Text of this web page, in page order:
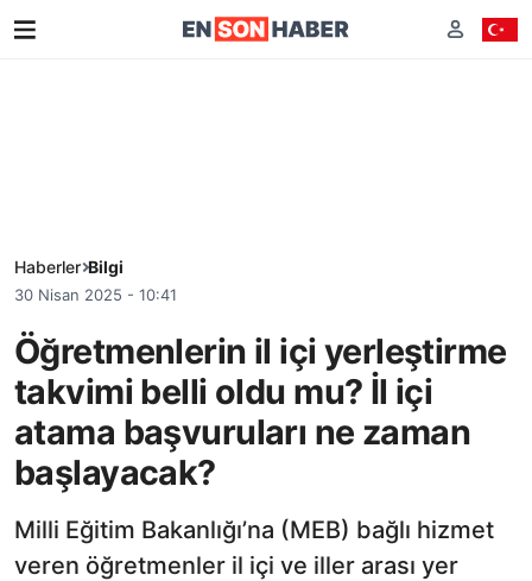
Haberler Bilgi
30 Nisan 2025 - 10:41
Öğretmenlerin il içi yerleştirme
takvimi belli oldu mu? İl içi
atama başvuruları ne zaman
başlayacak?
Milli Eğitim Bakanlığı’na (MEB) bağlı hizmet
veren öğretmenler il içi ve iller arası yer